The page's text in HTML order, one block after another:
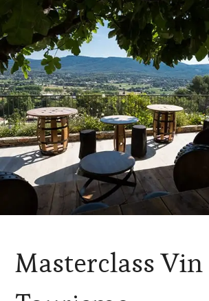
CHALLENGE
HORS
Masterclass Vin